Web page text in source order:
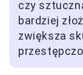
czy
bardziej
zwiększa